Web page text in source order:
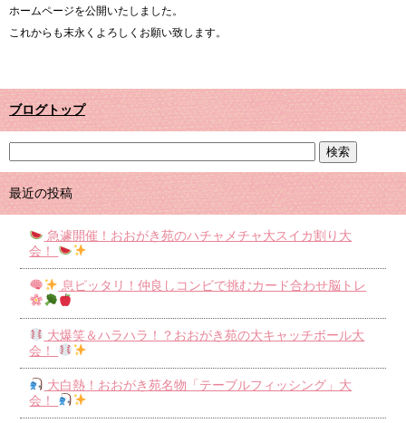
ホームページを公開いたしました。
これからも末永くよろしくお願い致します。
ブログトップ
最近の投稿
急遽開催！おおがき苑のハチャメチャ大スイカ割り大
会！
息ピッタリ！仲良しコンビで挑むカード合わせ脳トレ
大爆笑＆ハラハラ！？おおがき苑の大キャッチボール大
会！
大白熱！おおがき苑名物「テーブルフィッシング」大
会！